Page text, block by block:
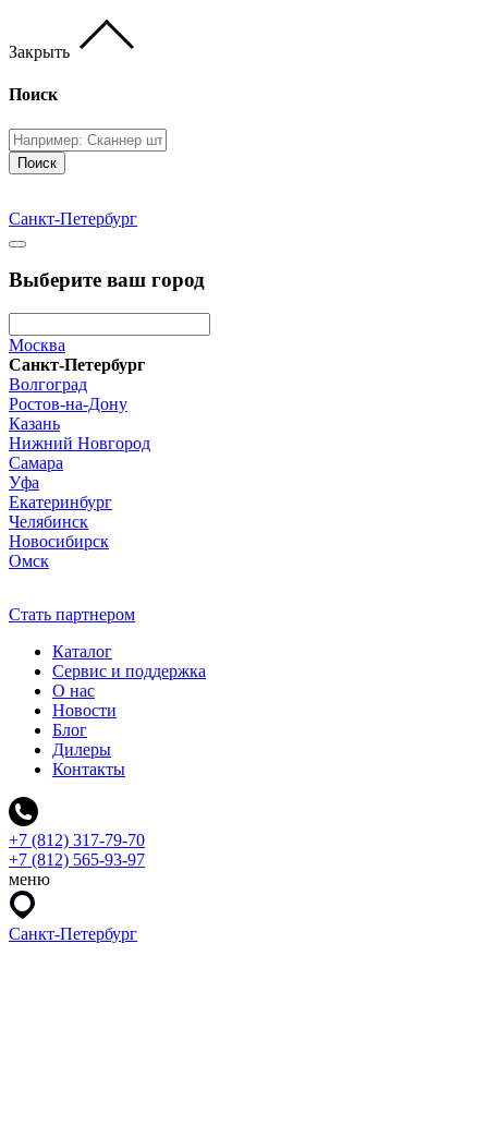
Закрыть
Поиск
Поиск
Санкт-Петербург
Выберите ваш город
Москва
Санкт-Петербург
Волгоград
Ростов-на-Дону
Казань
Нижний Новгород
Самара
Уфа
Екатеринбург
Челябинск
Новосибирск
Омск
Стать партнером
Каталог
Сервис и поддержка
О нас
Новости
Блог
Дилеры
Контакты
+7 (812) 317-79-70
+7 (812) 565-93-97
меню
Санкт-Петербург